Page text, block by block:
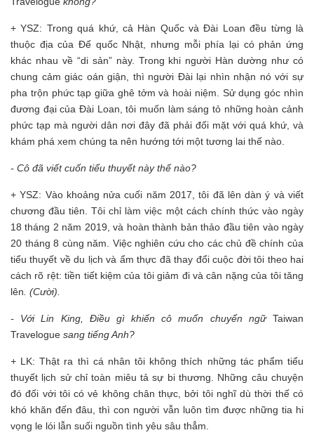
+ YSZ: Trong quá khứ, cả Hàn Quốc và Đài Loan đều từng là
thuộc địa của Đế quốc Nhật, nhưng mỗi phía lại có phản ứng
khác nhau về “di sản” này. Trong khi người Hàn dường như có
chung cảm giác oán giận, thì người Đài lại nhìn nhận nó với sự
pha trộn phức tạp giữa ghê tởm và hoài niệm. Sử dụng góc nhìn
đương đại của Đài Loan, tôi muốn làm sáng tỏ những hoàn cảnh
phức tạp mà người dân nơi đây đã phải đối mặt với quá khứ, và
khám phá xem chúng ta nên hướng tới một tương lai thế nào.
- Cô đã viết cuốn tiểu thuyết này thế nào?
+ YSZ: Vào khoảng nửa cuối năm 2017, tôi đã lên dàn ý và viết
chương đầu tiên. Tôi chỉ làm việc một cách chính thức vào ngày
18 tháng 2 năm 2019, và hoàn thành bản thảo đầu tiên vào ngày
20 tháng 8 cùng năm. Việc nghiên cứu cho các chủ đề chính của
tiểu thuyết về du lịch và ẩm thực đã thay đổi cuộc đời tôi theo hai
cách rõ rệt: tiền tiết kiệm của tôi giảm đi và cân nặng của tôi tăng
lên . (Cười).
- Với Lin King, Điều gì khiến cô muốn chuyển ngữ Taiwan
Travelogue sang tiếng Anh?
+ LK: Thật ra thì cá nhân tôi không thích những tác phẩm tiểu
thuyết lịch sử chỉ toàn miêu tả sự bi thương. Những câu chuyện
đó đối với tôi có vẻ không chân thực, bởi tôi nghĩ dù thời thế có
khó khăn đến đâu, thì con người vẫn luôn tìm được những tia hi
vọng le lói lẫn suối nguồn tình yêu sâu thẳm.